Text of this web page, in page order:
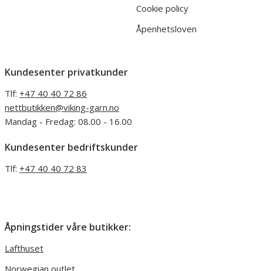
Cookie policy
Åpenhetsloven
Kundesenter privatkunder
Tlf: +47 40 40 72 86
nettbutikken@viking-garn.no
Mandag - Fredag: 08.00 - 16.00
Kundesenter bedriftskunder
Tlf: +47 40 40 72 83
Åpningstider våre butikker:
Lafthuset